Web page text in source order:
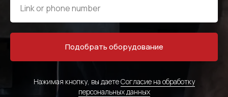
Подобрать оборудование
Нажимая кнопку, вы даетеСогласие на обработку
персональных данных